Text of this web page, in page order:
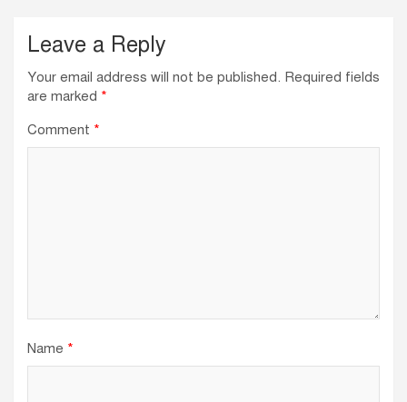
Leave a Reply
Your email address will not be published. Required fields
are marked *
Comment *
Name *